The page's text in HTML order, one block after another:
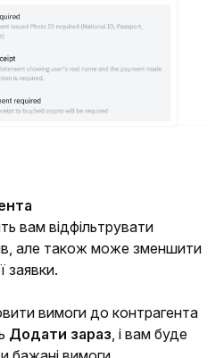
вам відфільтрувати
але також може зменшити
заявки.
вимоги до контрагента
Додати зараз , і вам буде